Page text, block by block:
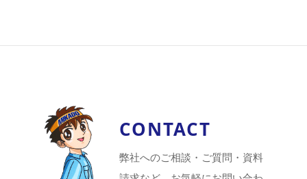
CONTACT
弊社へのご相談・ご質問・資料